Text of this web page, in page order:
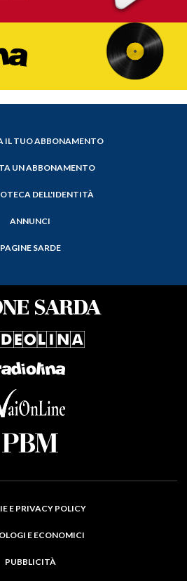
IL TUO ABBONAMENTO
UN ABBONAMENTO
DELL'IDENTITÀ
ANNUNCI
PAGINE SARDE
E PRIVACY POLICY
E ECONOMICI
PUBBLICITÀ